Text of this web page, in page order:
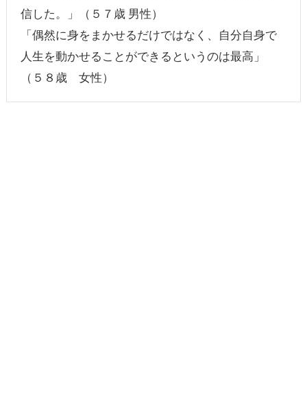
信した。」（５７歳 男性）
「偶然に身をまかせるだけではなく、自分自身で
人生を動かせることができるというのは最高」
（５８歳 女性）